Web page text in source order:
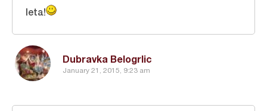
Dubravka Belogrlic
January 21, 2015, 9:23 am
leta!